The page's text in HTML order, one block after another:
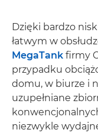
Dzięki bardzo
łatwym w
MegaTank firmy
przypadku
domu, w biurze i
uzupełniane
niezwykle